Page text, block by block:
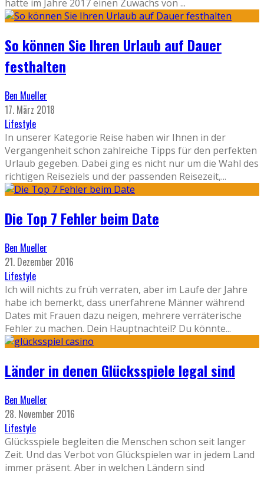
hatte im Jahre 2017 einen Zuwachs von ...
So können Sie Ihren Urlaub auf Dauer
festhalten
Ben Mueller
17. März 2018
Lifestyle
In unserer Kategorie Reise haben wir Ihnen in der
Vergangenheit schon zahlreiche Tipps für den perfekten
Urlaub gegeben. Dabei ging es nicht nur um die Wahl des
richtigen Reiseziels und der passenden Reisezeit,...
Die Top 7 Fehler beim Date
Ben Mueller
21. Dezember 2016
Lifestyle
Ich will nichts zu früh verraten, aber im Laufe der Jahre
habe ich bemerkt, dass unerfahrene Männer während
Dates mit Frauen dazu neigen, mehrere verräterische
Fehler zu machen. Dein Hauptnachteil? Du könnte...
Länder in denen Glücksspiele legal sind
Ben Mueller
28. November 2016
Lifestyle
Glücksspiele begleiten die Menschen schon seit langer
Zeit. Und das Verbot von Glückspielen war in jedem Land
immer präsent. Aber in welchen Ländern sind